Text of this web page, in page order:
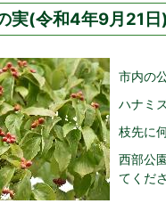
実(令和4年9月21日)
市内の
ハナミ
枝先に
西部公
てくだ